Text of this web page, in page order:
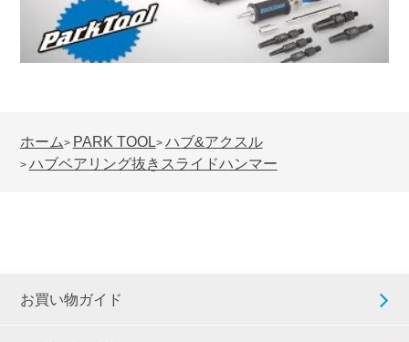
ホーム> PARK TOOL> ハブ&アクスル
> ハブベアリング抜きスライドハンマー
お買い物ガイド